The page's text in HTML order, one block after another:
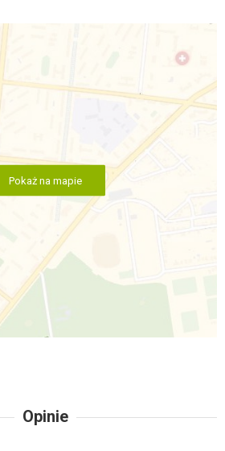
Pokaż na mapie
Opinie